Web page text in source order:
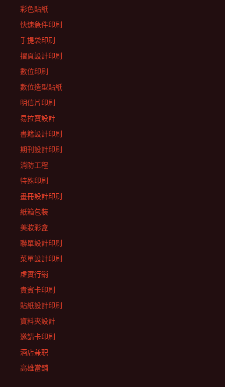
彩色貼紙
快速急件印刷
手提袋印刷
摺頁設計印刷
數位印刷
數位造型貼紙
明信片印刷
易拉寶設計
書籍設計印刷
期刊設計印刷
消防工程
特殊印刷
畫冊設計印刷
紙箱包裝
美妝彩盒
聯單設計印刷
菜單設計印刷
虛實行銷
貴賓卡印刷
貼紙設計印刷
資料夾設計
邀請卡印刷
酒店兼职
高雄當舖